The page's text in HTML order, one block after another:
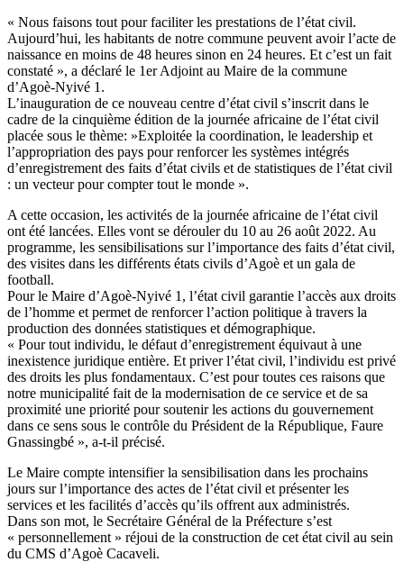
« Nous faisons tout pour faciliter les prestations de l’état civil.
Aujourd’hui, les habitants de notre commune peuvent avoir l’acte de
naissance en moins de 48 heures sinon en 24 heures. Et c’est un fait
constaté », a déclaré le 1er Adjoint au Maire de la commune
d’Agoè-Nyivé 1.
L’inauguration de ce nouveau centre d’état civil s’inscrit dans le
cadre de la cinquième édition de la journée africaine de l’état civil
placée sous le thème: »Exploitée la coordination, le leadership et
l’appropriation des pays pour renforcer les systèmes intégrés
d’enregistrement des faits d’état civils et de statistiques de l’état civil
: un vecteur pour compter tout le monde ».
A cette occasion, les activités de la journée africaine de l’état civil
ont été lancées. Elles vont se dérouler du 10 au 26 août 2022. Au
programme, les sensibilisations sur l’importance des faits d’état civil,
des visites dans les différents états civils d’Agoè et un gala de
football.
Pour le Maire d’Agoè-Nyivé 1, l’état civil garantie l’accès aux droits
de l’homme et permet de renforcer l’action politique à travers la
production des données statistiques et démographique.
« Pour tout individu, le défaut d’enregistrement équivaut à une
inexistence juridique entière. Et priver l’état civil, l’individu est privé
des droits les plus fondamentaux. C’est pour toutes ces raisons que
notre municipalité fait de la modernisation de ce service et de sa
proximité une priorité pour soutenir les actions du gouvernement
dans ce sens sous le contrôle du Président de la République, Faure
Gnassingbé », a-t-il précisé.
Le Maire compte intensifier la sensibilisation dans les prochains
jours sur l’importance des actes de l’état civil et présenter les
services et les facilités d’accès qu’ils offrent aux administrés.
Dans son mot, le Secrétaire Général de la Préfecture s’est
« personnellement » réjoui de la construction de cet état civil au sein
du CMS d’Agoè Cacaveli.